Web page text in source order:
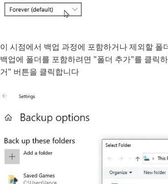
이 시점에서 백업 과정에 포함하거나 제외할
백업에 폴더를 포함하려면 "폴더 추가"를 클릭
거" 버튼을 클릭합니다